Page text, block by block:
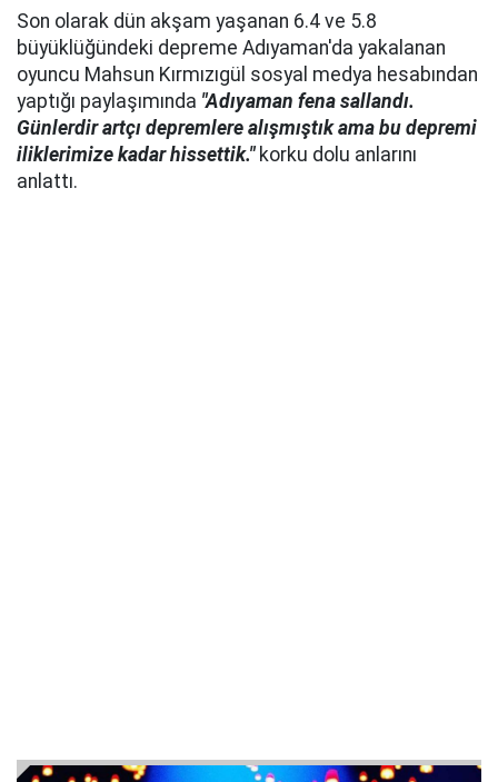
Son olarak dün akşam yaşanan 6.4 ve 5.8
büyüklüğündeki depreme Adıyaman'da yakalanan
oyuncu Mahsun Kırmızıgül sosyal medya hesabından
yaptığı paylaşımında "Adıyaman fena sallandı.
Günlerdir artçı depremlere alışmıştık ama bu depremi
iliklerimize kadar hissettik."korku dolu anlarını
anlattı.